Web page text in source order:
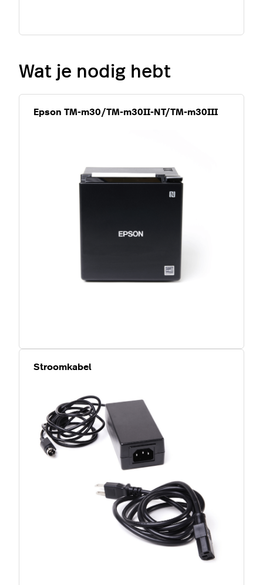
Wat je nodig hebt
Epson TM-m30/TM-m30II-NT/TM-m30III
Stroomkabel